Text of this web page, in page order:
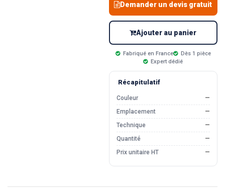
Demander un devis gratuit
Ajouter au panier
Fabriqué en France
Dès 1 pièce
Expert dédié
Récapitulatif
Couleur
—
Emplacement
—
Technique
—
Quantité
—
Prix unitaire HT
—